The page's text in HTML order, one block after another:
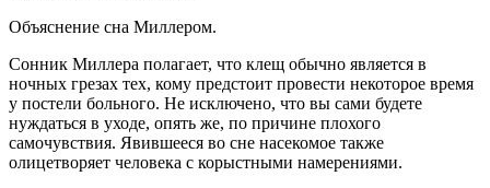
Объяснение сна Миллером.
Сонник Миллера полагает, что клещ обычно является в
ночных грезах тех, кому предстоит провести некоторое время
у постели больного. Не исключено, что вы сами будете
нуждаться в уходе, опять же, по причине плохого
самочувствия. Явившееся во сне насекомое также
олицетворяет человека с корыстными намерениями.